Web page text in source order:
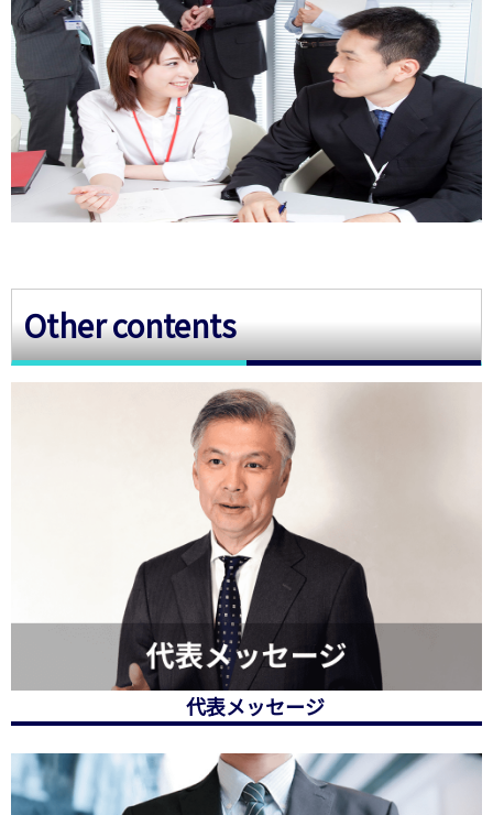
Other contents
代表メッセージ